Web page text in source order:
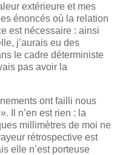
extérieure et mes
énoncés où la relation
est nécessaire : ainsi
j’aurais eu des
le cadre déterministe
pas avoir la
ont failli nous
Il n’en est rien : la
millimètres de moi ne
rétrospective est
elle n’est porteuse